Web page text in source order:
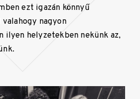
ezt igazán könnyű
nagyon
ilyen helyzetekben nekünk az,